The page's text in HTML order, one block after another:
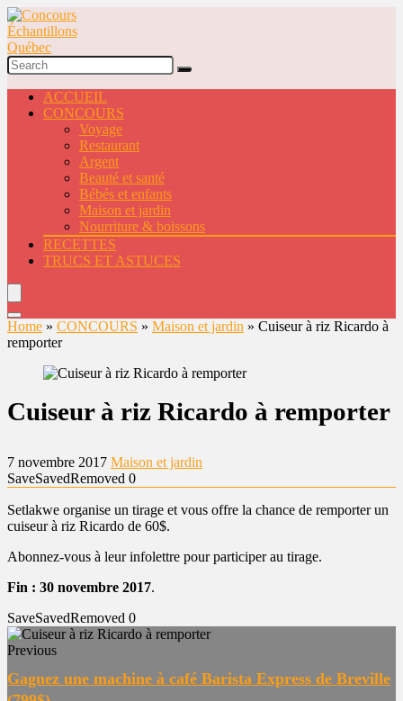
ACCUEIL
CONCOURS
Voyage
Restaurant
Argent
Beauté et santé
Bébés et enfants
Maison et jardin
Nourriture & boissons
RECETTES
TRUCS ET ASTUCES
Home » CONCOURS » Maison et jardin » Cuiseur à riz Ricardo à
remporter
Cuiseur à riz Ricardo à remporter
7 novembre 2017 Maison et jardin
SaveSavedRemoved 0
Setlakwe organise un tirage et vous offre la chance de remporter un
cuiseur à riz Ricardo de 60$.
Abonnez-vous à leur infolettre pour participer au tirage.
Fin : 30 novembre 2017.
SaveSavedRemoved 0
Previous
Gagnez une machine à café Barista Express de Breville